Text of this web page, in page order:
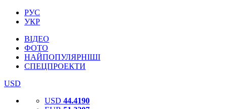
РУС
УКР
ВІДЕО
ФОТО
НАЙПОПУЛЯРНІШІ
СПЕЦПРОЕКТИ
USD
USD 44.4190